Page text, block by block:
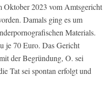
2023 vom Amtsgericht
Damals ging es um
Materials.
je 70 Euro. Das Gericht
der Begründung, O. sei
Tat sei spontan erfolgt und